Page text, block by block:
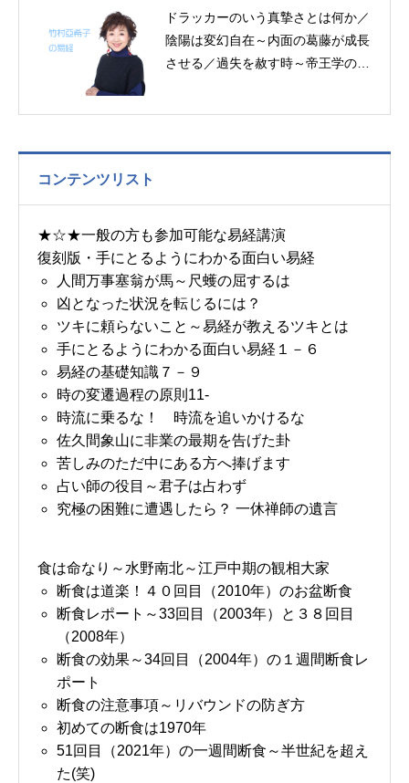
ドラッカーのいう真摯さとは何か／
陰陽は変幻自在～内面の葛藤が成長
させる／過失を赦す時～帝王学の書
コンテンツリスト
★☆★一般の方も参加可能な易経講演
復刻版・手にとるようにわかる面白い易経
人間万事塞翁が馬～尺蠖の屈するは
凶となった状況を転じるには？
ツキに頼らないこと～易経が教えるツキとは
手にとるようにわかる面白い易経１－６
易経の基礎知識７－９
時の変遷過程の原則11-
時流に乗るな！ 時流を追いかけるな
佐久間象山に非業の最期を告げた卦
苦しみのただ中にある方へ捧げます
占い師の役目～君子は占わず
究極の困難に遭遇したら？ 一休禅師の遺言
食は命なり～水野南北～江戸中期の観相大家
断食は道楽！４０回目（2010年）のお盆断食
断食レポート～33回目（2003年）と３８回目
（2008年）
断食の効果～34回目（2004年）の１週間断食レ
ポート
断食の注意事項～リバウンドの防ぎ方
初めての断食は1970年
51回目（2021年）の一週間断食～半世紀を超え
た(笑)